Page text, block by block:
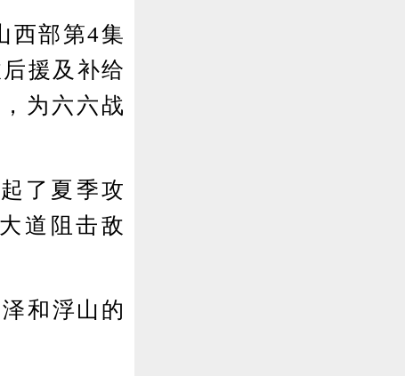
部第4集
援及补给
为六六战
了夏季攻
道阻击敌
和浮山的